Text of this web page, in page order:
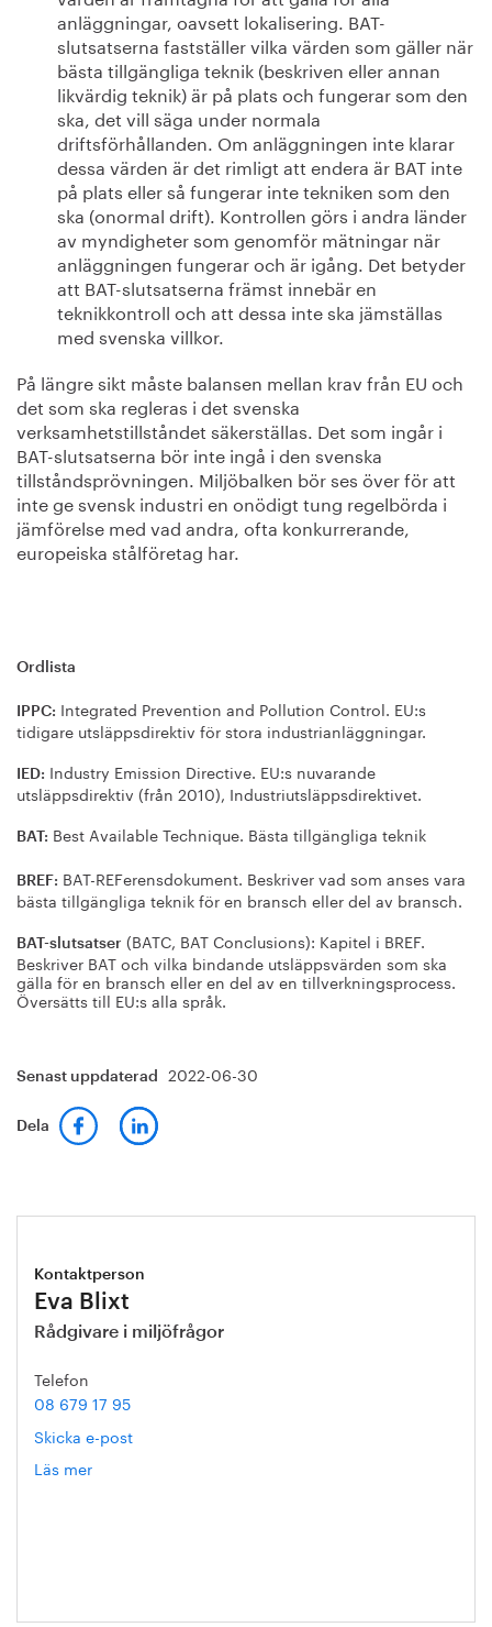
anläggningar, oavsett lokalisering. BAT-
slutsatserna fastställer vilka värden som gäller när
bästa tillgängliga teknik (beskriven eller annan
likvärdig teknik) är på plats och fungerar som den
ska, det vill säga under normala
driftsförhållanden. Om anläggningen inte klarar
dessa värden är det rimligt att endera är BAT inte
på plats eller så fungerar inte tekniken som den
ska (onormal drift). Kontrollen görs i andra länder
av myndigheter som genomför mätningar när
anläggningen fungerar och är igång. Det betyder
att BAT-slutsatserna främst innebär en
teknikkontroll och att dessa inte ska jämställas
med svenska villkor.
På längre sikt måste balansen mellan krav från EU och
det som ska regleras i det svenska
verksamhetstillståndet säkerställas. Det som ingår i
BAT-slutsatserna bör inte ingå i den svenska
tillståndsprövningen. Miljöbalken bör ses över för att
inte ge svensk industri en onödigt tung regelbörda i
jämförelse med vad andra, ofta konkurrerande,
europeiska stålföretag har.
Ordlista
IPPC: Integrated Prevention and Pollution Control. EU:s
tidigare utsläppsdirektiv för stora industrianläggningar.
IED: Industry Emission Directive. EU:s nuvarande
utsläppsdirektiv (från 2010), Industriutsläppsdirektivet.
BAT: Best Available Technique. Bästa tillgängliga teknik
BREF: BAT-REFerensdokument. Beskriver vad som anses vara
bästa tillgängliga teknik för en bransch eller del av bransch.
BAT-slutsatser (BATC, BAT Conclusions): Kapitel i BREF.
Beskriver BAT och vilka bindande utsläppsvärden som ska
gälla för en bransch eller en del av en tillverkningsprocess.
Översätts till EU:s alla språk.
Senast uppdaterad 2022-06-30
Dela
Kontaktperson
Eva Blixt
Rådgivare i miljöfrågor
Telefon
08 679 17 95
Skicka e-post
Läs mer